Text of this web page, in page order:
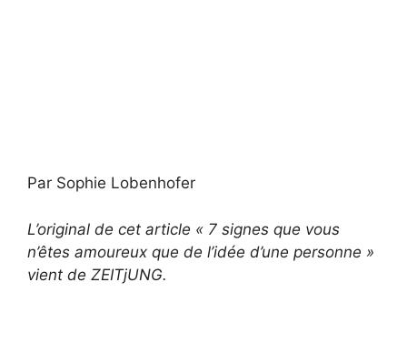
Par Sophie Lobenhofer
L’original de cet article « 7 signes que vous
n’êtes amoureux que de l’idée d’une personne »
vient de ZEITjUNG.